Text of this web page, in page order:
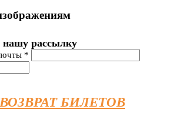
рассылку
*
БИЛЕТОВ